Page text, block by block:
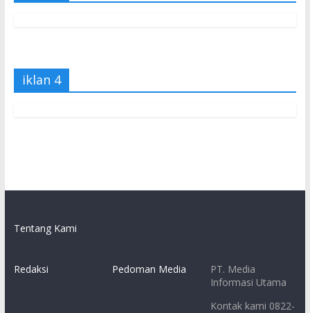
iklan 4
Tentang Kami
Redaksi Pedoman Media
PT. Media
Informasi Utama
Kontak kami 0822-